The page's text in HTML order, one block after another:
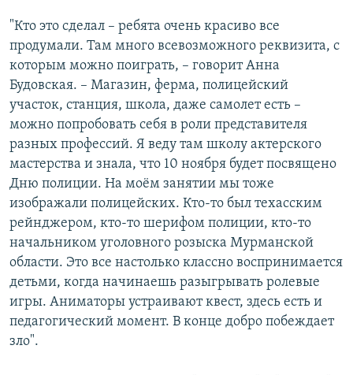
"Кто это сделал – ребята очень красиво все
продумали. Там много всевозможного реквизита, с
которым можно поиграть, – говорит Анна
Будовская. – Магазин, ферма, полицейский
участок, станция, школа, даже самолет есть –
можно попробовать себя в роли представителя
разных профессий. Я веду там школу актерского
мастерства и знала, что 10 ноября будет посвящено
Дню полиции. На моём занятии мы тоже
изображали полицейских. Кто-то был техасским
рейнджером, кто-то шерифом полиции, кто-то
начальником уголовного розыска Мурманской
области. Это все настолько классно воспринимается
детьми, когда начинаешь разыгрывать ролевые
игры. Аниматоры устраивают квест, здесь есть и
педагогический момент. В конце добро побеждает
зло".